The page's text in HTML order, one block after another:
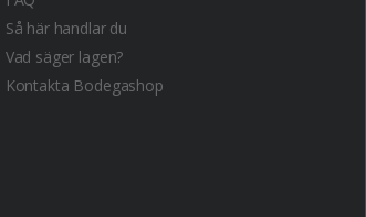
Så här handlar du
Vad säger lagen?
Kontakta Bodegashop